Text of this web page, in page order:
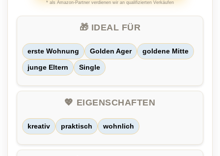
* als Amazon-Partner verdienen wir an qualifizierten Verkäufen
🎁 IDEAL FÜR
erste Wohnung Golden Ager goldene Mitte
junge Eltern Single
💖 EIGENSCHAFTEN
kreativ praktisch wohnlich